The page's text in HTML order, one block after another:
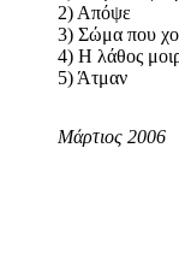
2) Απόψε
3) Σώμα που
4) Η λάθος
5) Άτμαν
Μάρτιος 2006